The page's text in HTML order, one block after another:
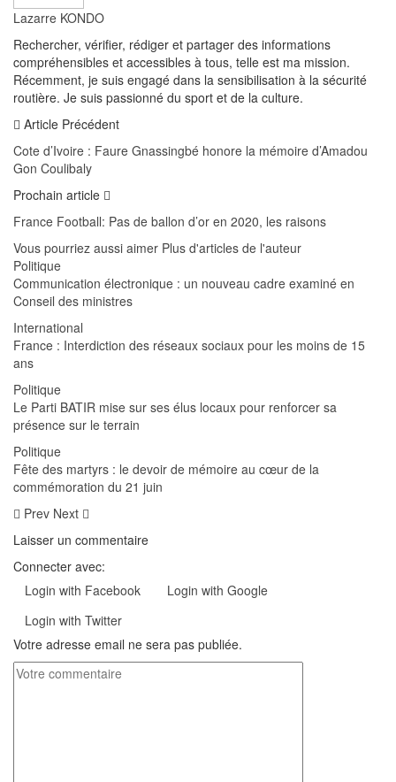
Lazarre KONDO
Rechercher, vérifier, rédiger et partager des informations
compréhensibles et accessibles à tous, telle est ma mission.
Récemment, je suis engagé dans la sensibilisation à la sécurité
routière. Je suis passionné du sport et de la culture.
Article Précédent
Cote d’Ivoire : Faure Gnassingbé honore la mémoire d’Amadou
Gon Coulibaly
Prochain article
France Football: Pas de ballon d’or en 2020, les raisons
Vous pourriez aussi aimer Plus d'articles de l'auteur
Politique
Communication électronique : un nouveau cadre examiné en
Conseil des ministres
International
France : Interdiction des réseaux sociaux pour les moins de 15
ans
Politique
Le Parti BATIR mise sur ses élus locaux pour renforcer sa
présence sur le terrain
Politique
Fête des martyrs : le devoir de mémoire au cœur de la
commémoration du 21 juin
Prev Next
Laisser un commentaire
Connecter avec:
Login with Facebook
Login with Google
Login with Twitter
Votre adresse email ne sera pas publiée.